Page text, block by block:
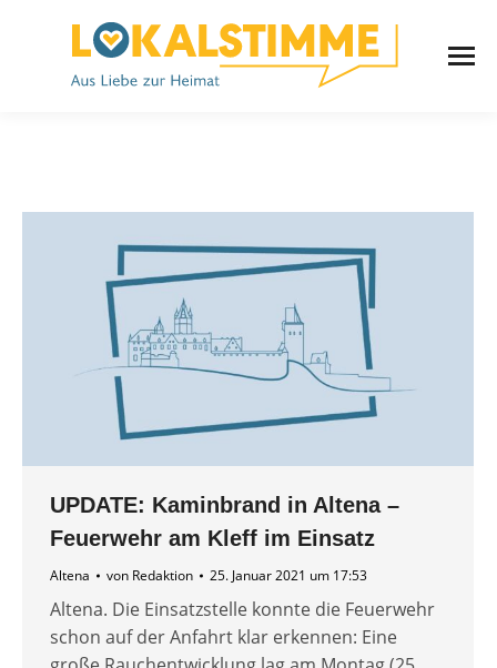
UPDATE: Kaminbrand in Altena –
Feuerwehr am Kleff im Einsatz
Altena von Redaktion 25. Januar 2021 um 17:53
Altena. Die Einsatzstelle konnte die Feuerwehr
schon auf der Anfahrt klar erkennen: Eine